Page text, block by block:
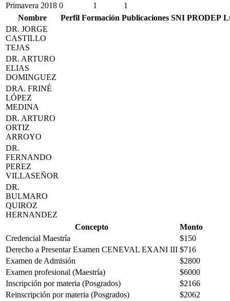
Primavera 2018 0 1
1
Nombre
Perfil Formación Publicaciones SNI PRODEP
DR. JORGE
CASTILLO
TEJAS
DR. ARTURO
ELIAS
DOMINGUEZ
DRA. FRINÉ
LÓPEZ
MEDINA
DR. ARTURO
ORTIZ
ARROYO
DR.
FERNANDO
PEREZ
VILLASEÑOR
DR.
BULMARO
QUIROZ
HERNANDEZ
Concepto
Monto
Credencial Maestría
$150
Derecho a Presentar Examen CENEVAL EXANI III $716
Examen de Admisión
$2800
Examen profesional (Maestría)
$6000
Inscripción por materia (Posgrados)
$2166
Reinscripción por materia (Posgrados)
$2062